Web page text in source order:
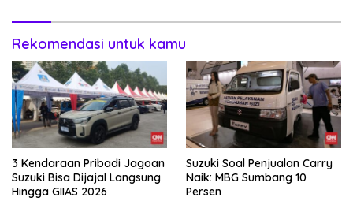
Rekomendasi untuk kamu
3 Kendaraan Pribadi Jagoan
Suzuki Bisa Dijajal Langsung
Hingga GIIAS 2026
Suzuki Soal Penjualan Carry
Naik: MBG Sumbang 10
Persen